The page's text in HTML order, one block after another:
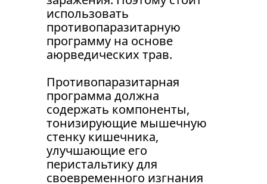
использовать
противопаразитарную
программу на основе
аюрведических трав.
Противопаразитарная
программа должна
содержать компоненты,
тонизирующие мышечную
стенку кишечника,
улучшающие его
перистальтику для
своевременного изгнания